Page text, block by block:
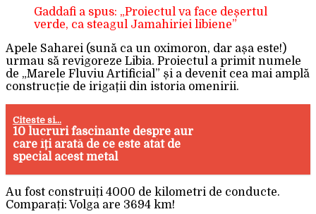
Gaddafi a spus: „Proiectul va face deșertul
verde, ca steagul Jamahiriei libiene”
Apele Saharei (sună ca un oximoron, dar așa este!)
urmau să revigoreze Libia. Proiectul a primit numele
de „Marele Fluviu Artificial” și a devenit cea mai amplă
construcție de irigații din istoria omenirii.
Citeste si...
10 lucruri fascinante despre aur
care îți arată de ce este atât de
special acest metal
Au fost construiți 4000 de kilometri de conducte.
Comparați: Volga are 3694 km!